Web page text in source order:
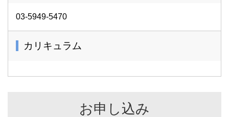
03-5949-5470
カリキュラム
お申し込み